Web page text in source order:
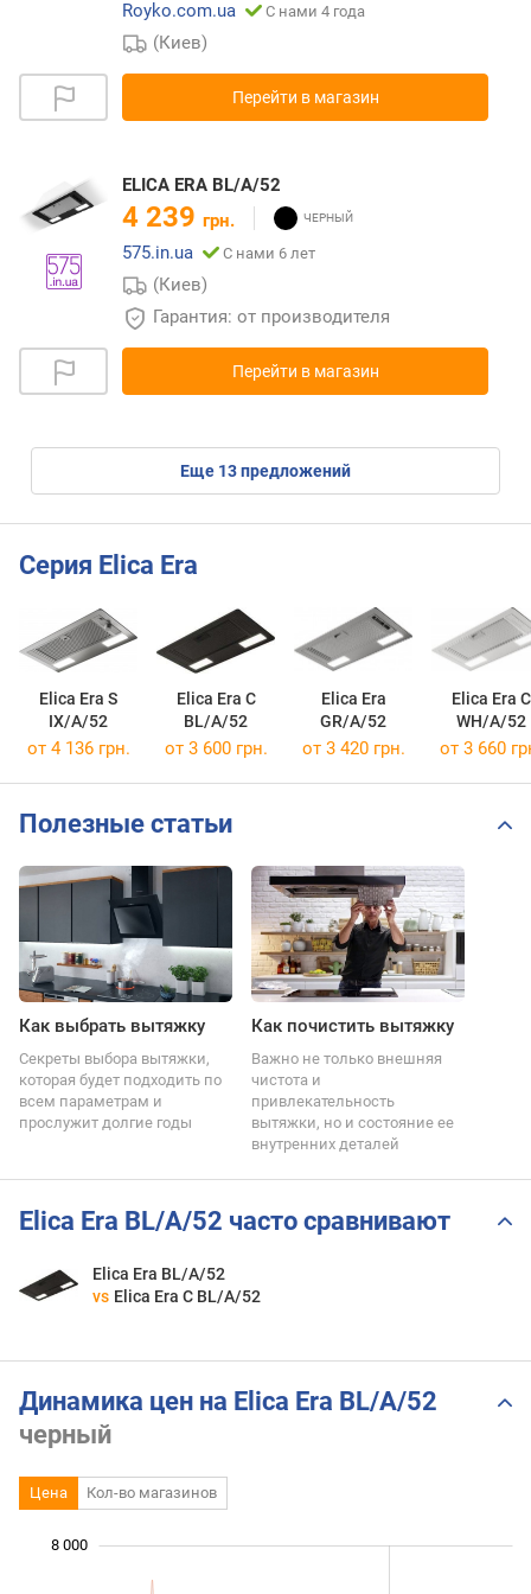
Royko.com.ua С нами 4 года
(Киев)
Перейти в магазин
ELICA ERA BL/A/52
4 239 грн.
575.in.ua
С нами 6 лет
(Киев)
Гарантия: от производителя
Перейти в магазин
eще 13предложений
Серия Elica Era
Elica Era S
IX/A/52
Elica Era C
BL/A/52
Elica Era
GR/A/52
Elica Era C
WH/A/52
от 4 136 грн. от 3 600 грн. от 3 420 грн. от 3 660
Полезные статьи
Как выбрать вытяжку
Секреты выбора вытяжки,
которая будет подходить по
всем параметрам и
прослужит долгие годы
Как почистить вытяжку
Важно не только внешняя
чистота и
привлекательность
вытяжки, но и состояние ее
внутренних деталей
Elica Era BL/A/52 часто сравнивают
Elica Era BL/A/52
vs Elica Era C BL/A/52
Динамика цен на Elica Era BL/A/52
черный
Цена Кол-во магазинов
8 000